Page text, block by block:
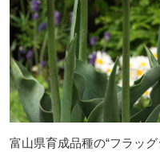
富山県育成品種の“フラッ